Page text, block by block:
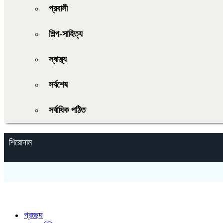
প্রবাসী
শিল্প-সাহিত্য
স্বাস্থ্য
সর্বশেষ
সর্বাধিক পঠিত
শিরোনাম
প্রচ্ছদ